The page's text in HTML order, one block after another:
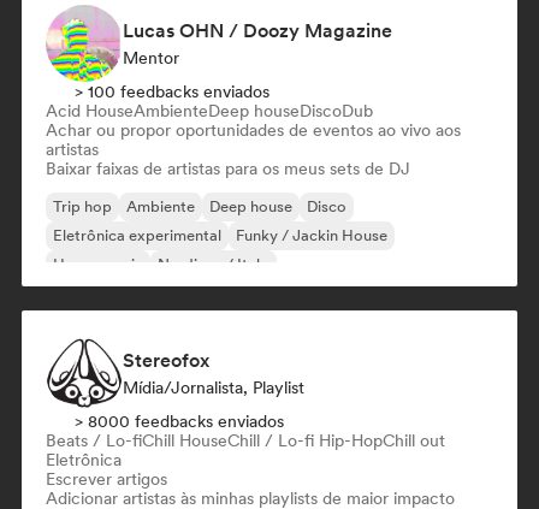
Lucas OHN / Doozy Magazine
Mentor
> 100 feedbacks enviados
Acid HouseAmbienteDeep houseDiscoDub
Achar ou propor oportunidades de eventos ao vivo aos
artistas
Baixar faixas de artistas para os meus sets de DJ
Trip hop Ambiente Deep house
Disco
Eletrônica experimental
Funky / Jackin House
House music
Nu-disco / Italo
Stereofox
Mídia/Jornalista, Playlist
> 8000 feedbacks enviados
Beats / Lo-fiChill HouseChill / Lo-fi Hip-HopChill out
Eletrônica
Escrever artigos
Adicionar artistas às minhas playlists de maior impacto